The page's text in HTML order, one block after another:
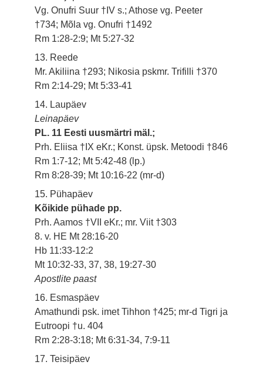
Vg. Onufri Suur †IV s.; Athose vg. Peeter
†734; Mõla vg. Onufri †1492
Rm 1:28-2:9; Mt 5:27-32
13. Reede
Mr. Akiliina †293; Nikosia pskmr. Trifilli †370
Rm 2:14-29; Mt 5:33-41
14. Laupäev
Leinapäev
PL. 11 Eesti uusmärtri mäl.;
Prh. Eliisa †IX eKr.; Konst. üpsk. Metoodi †846
Rm 1:7-12; Mt 5:42-48 (lp.)
Rm 8:28-39; Mt 10:16-22 (mr-d)
15. Pühapäev
Kõikide pühade pp.
Prh. Aamos †VII eKr.; mr. Viit †303
8. v. HE Mt 28:16-20
Hb 11:33-12:2
Mt 10:32-33, 37, 38, 19:27-30
Apostlite paast
16. Esmaspäev
Amathundi psk. imet Tihhon †425; mr-d Tigri ja
Eutroopi †u. 404
Rm 2:28-3:18; Mt 6:31-34, 7:9-11
17. Teisipäev